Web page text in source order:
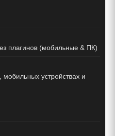
плагинов (мобильные & ПК)
устройствах и